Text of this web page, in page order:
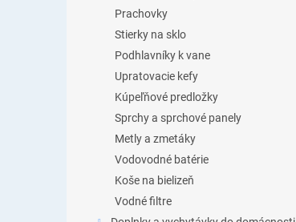
Prachovky
Stierky na sklo
Podhlavníky k vane
Upratovacie kefy
Kúpeľňové predložky
Sprchy a sprchové panely
Metly a zmetáky
Vodovodné batérie
Koše na bielizeň
Vodné filtre